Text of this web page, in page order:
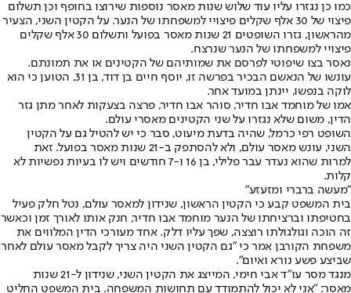
כמו כן נגזרו עליו עוד שלוש שנות מאסר נוספות שירוצו בחופף וכן תשלום
פיצוי של 30 אלף שקלים פיצויי למשפחתו של הנער. על הקטין השני, הצעיר
מהראשון, גזרו השופטים 21 שנות מאסר בפועל ותשלום 30 אלף שקלים
פיצויי למשפחתו של הנער שנרצח.
נאסר בצו שיפוטי לפרסם את שמותיהם של הקטינים או את תמונתם.
עונשו של הנאשם הבכיר בפרשה זו, יוסף חיים בן דוד, בן 31, הטוען כי הוא
לוקה בנפשו, יינתן במועד אחר.
אמו של מוחמד אבו חדיר, סוהר אבו חדיר, פרצה בצעקות לאחר מתן גזר
הדין, משום שלא נגזרו על שני הקטינים מאסרי עולם.
השופט רפי כרמל, שהיה בדעת מיעוט, סבר כי יש להטיל גם על הקטין
השני, עונש מאסר עולם, ולא להסתפק ב-21 שנות מאסר בפועל. זאת
למרות שהוא נעדר עבר פלילי, בן 16 ו-7 חודשים ויש לו בעיות נפשיות לא
קלות.
"מעשה ברברי ומזעזע"
בית המשפט קבע כי הקטין הראשון, שנידון למאסר עולם, נטל חלק פעיל
בחטיפתו וברציחתו של הנער מוחמד אבו חדיר, חנק אותו לאורך זמן וכאשר
זה הוכה וגולגולתו רוצצה, שפך עליו דלק. אחד מעורכי הדין המלווים את
משפחת הקורבן אמר כי ״גם הקטין השני היה צריך לקבל מאסר עולם לאחר
שביצע פשע נורא ואיום״.
מנגד מסר עו״ד אבי חימי, המייצג את הקטין השני, שנידון ל-21 שנות
מאסר: ״אני לא יכול להתמודד עם תחושות המשפחה. בית המשפט החליט